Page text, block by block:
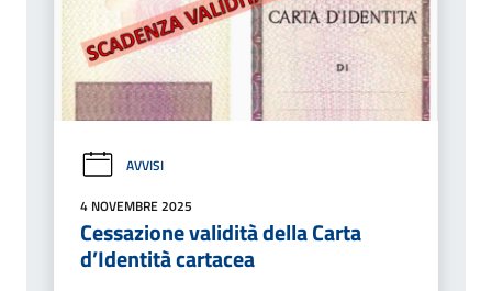
AVVISI
4 NOVEMBRE 2025
Cessazione validità della Carta
d’Identità cartacea